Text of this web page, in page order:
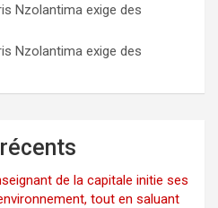
Nzolantima exige des
Nzolantima exige des
de la capitale initie ses
tout en saluant